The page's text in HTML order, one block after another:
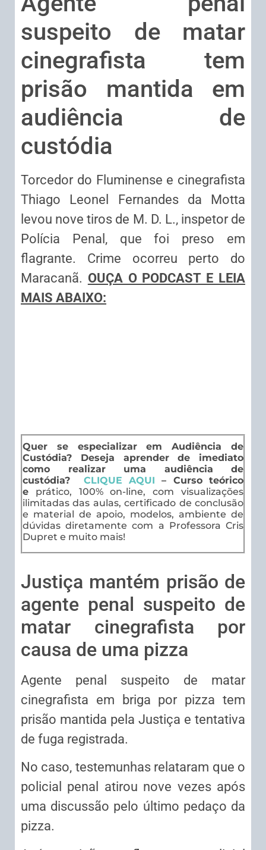
suspeito de matar
cinegrafista tem
prisão mantida em
audiência de
custódia
Torcedor do Fluminense e cinegrafista
Thiago Leonel Fernandes da Motta
levou nove tiros de M. D. L., inspetor de
Polícia Penal, que foi preso em
flagrante. Crime ocorreu perto do
Maracanã. OUÇA O PODCAST E LEIA
MAIS ABAIXO:
Quer se especializar em Audiência de
Custódia? Deseja aprender de imediato
como realizar uma audiência de
custódia? CLIQUE AQUI – Curso teórico
e prático, 100% on-line, com visualizações
ilimitadas das aulas, certificado de conclusão
e material de apoio, modelos, ambiente de
dúvidas diretamente com a Professora Cris
Dupret e muito mais!
Justiça mantém prisão de
agente penal suspeito de
matar cinegrafista por
causa de uma pizza
Agente penal suspeito de matar
cinegrafista em briga por pizza tem
prisão mantida pela Justiça e tentativa
de fuga registrada.
No caso, testemunhas relataram que o
policial penal atirou nove vezes após
uma discussão pelo último pedaço da
pizza.